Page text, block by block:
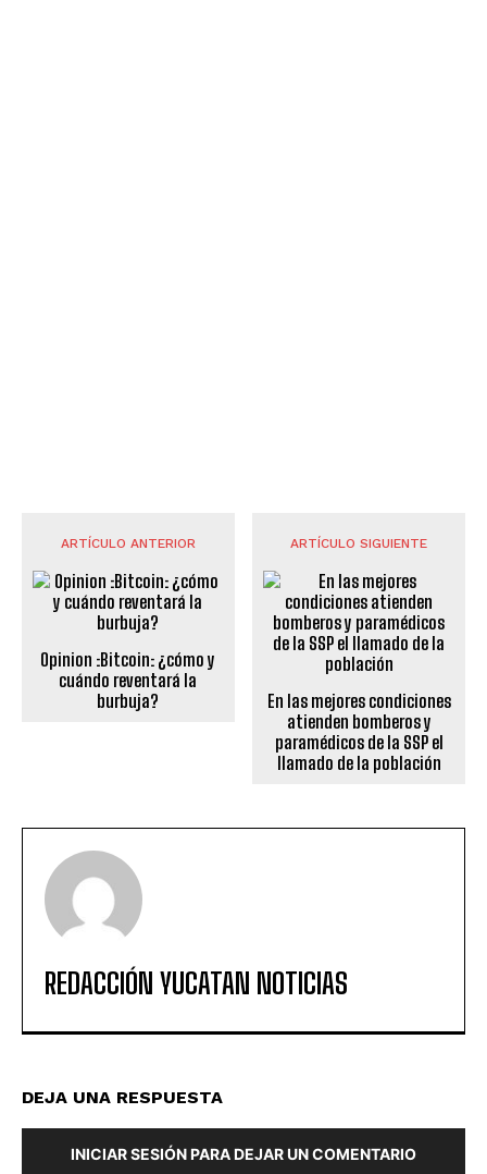
ARTÍCULO ANTERIOR
Opinion :Bitcoin: ¿cómo y
cuándo reventará la
burbuja?
ARTÍCULO SIGUIENTE
En las mejores condiciones
atienden bomberos y
paramédicos de la SSP el
llamado de la población
REDACCIÓN YUCATAN NOTICIAS
DEJA UNA RESPUESTA
INICIAR SESIÓN PARA DEJAR UN COMENTARIO